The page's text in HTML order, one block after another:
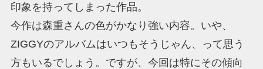
印象を持ってしまった作品。
今作は森重さんの色がかなり強い内容。いや、
ZIGGYのアルバムはいつもそうじゃん、って思う
方もいるでしょう。ですが、今回は特にその傾向